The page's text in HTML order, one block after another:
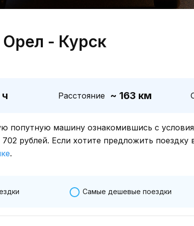
- Курск
Расстояние ~ 163 км
попутную машину ознакомившись с
рублей. Если хотите предложить поездку
.
Самые дешевые поездки